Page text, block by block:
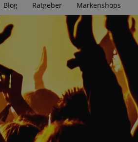
Blog Ratgeber Markenshops